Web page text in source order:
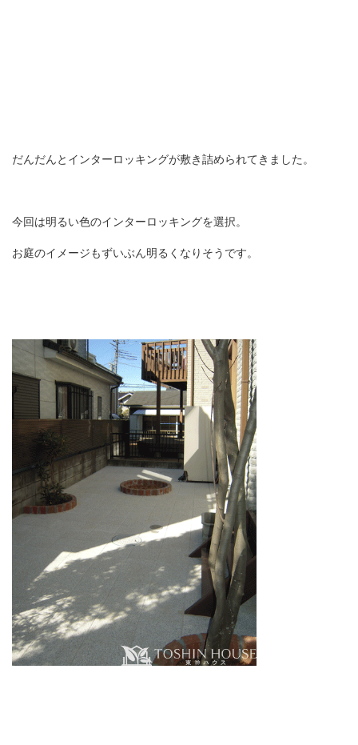
だんだんとインターロッキングが敷き詰められてきました。
今回は明るい色のインターロッキングを選択。
お庭のイメージもずいぶん明るくなりそうです。